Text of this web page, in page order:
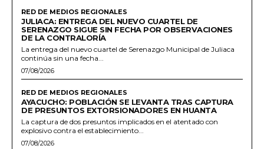
RED DE MEDIOS REGIONALES
JULIACA: ENTREGA DEL NUEVO CUARTEL DE
SERENAZGO SIGUE SIN FECHA POR OBSERVACIONES
DE LA CONTRALORÍA
La entrega del nuevo cuartel de Serenazgo Municipal de Juliaca
continúa sin una fecha...
07/08/2026
RED DE MEDIOS REGIONALES
AYACUCHO: POBLACIÓN SE LEVANTA TRAS CAPTURA
DE PRESUNTOS EXTORSIONADORES EN HUANTA
La captura de dos presuntos implicados en el atentado con
explosivo contra el establecimiento...
07/08/2026